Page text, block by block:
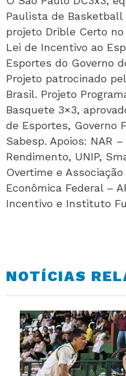
Paulista de Basketball
projeto Drible Certo
Lei de Incentivo ao
Esportes do Governo
Projeto patrocinado
Brasil. Projeto
Basquete 3×3,
de Esportes, Governo
Sabesp. Apoios: NAR
Rendimento, UNIP,
Overtime e
Econômica Federal –
Incentivo e Instituto
NOTÍCIAS